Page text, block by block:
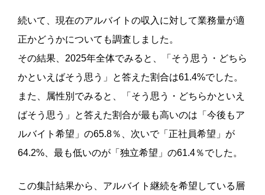
続いて、現在のアルバイトの収入に対して業務量が適
正かどうかについても調査しました。
その結果、2025年全体でみると、「そう思う・どちら
かといえばそう思う」と答えた割合は61.4%でした。
また、属性別でみると、「そう思う・どちらかといえ
ばそう思う」と答えた割合が最も高いのは「今後もア
ルバイト希望」の65.8％、次いで「正社員希望」が
64.2%、最も低いのが「独立希望」の61.4％でした。
この集計結果から、アルバイト継続を希望している層